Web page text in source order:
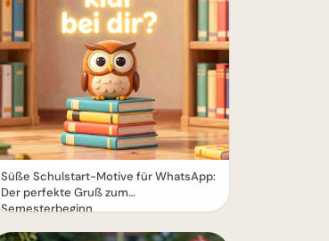
Süße Schulstart-Motive für WhatsApp:
Der perfekte Gruß zum
Semesterbeginn